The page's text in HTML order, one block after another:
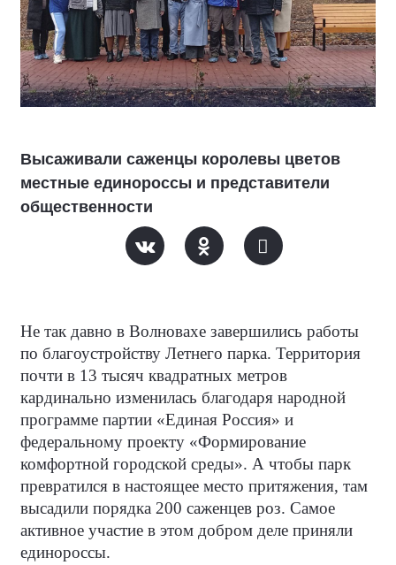
Высаживали саженцы королевы цветов
местные единороссы и представители
общественности
Не так давно в Волновахе завершились работы
по благоустройству Летнего парка. Территория
почти в 13 тысяч квадратных метров
кардинально изменилась благодаря народной
программе партии «Единая Россия» и
федеральному проекту «Формирование
комфортной городской среды». А чтобы парк
превратился в настоящее место притяжения, там
высадили порядка 200 саженцев роз. Самое
активное участие в этом добром деле приняли
единороссы.